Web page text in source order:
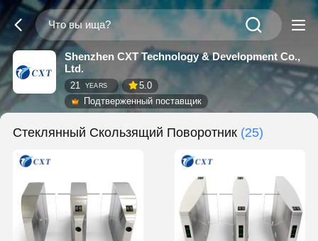
Shenzhen CXT Technology & Development Co.,
Ltd.
21 YEARS
5.0
Подтверженный поставщик
Стеклянный Скользящий Поворотник (25)